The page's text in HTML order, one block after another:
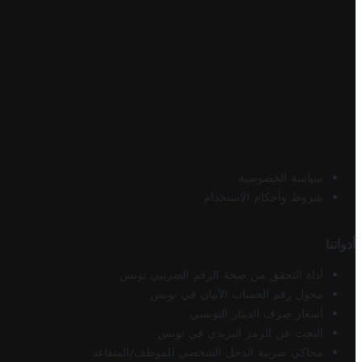
سياسة الخصوصية
شروط وأحكام الاستخدام
أدواتنا
أداة التحقق من صحة الرقم الضريبي تونس
محول رقم الحساب الآيبان في تونس
أسعار صرف الدينار التونسي
البحث عن الرمز البريدي في تونس
محاكي ضريبة الدخل الشخصي للموظف/المتقاعد